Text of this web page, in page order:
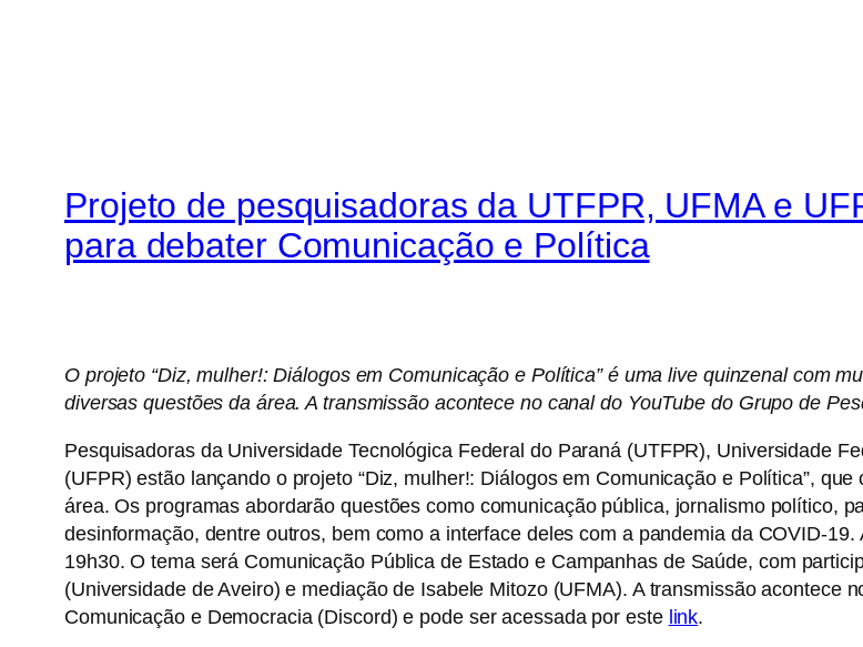
Projeto de pesquisadoras da UTFPR, UFMA e
para debater Comunicação e Política
O projeto “Diz, mulher!: Diálogos em Comunicação e Política” é uma live quinzenal com
diversas questões da área. A transmissão acontece no canal do YouTube do Grupo de
Pesquisadoras da Universidade Tecnológica Federal do Paraná (UTFPR), Universidade
(UFPR) estão lançando o projeto “Diz, mulher!: Diálogos em Comunicação e Política”,
área. Os programas abordarão questões como comunicação pública, jornalismo político,
desinformação, dentre outros, bem como a interface deles com a pandemia da COVID-
19h30. O tema será Comunicação Pública de Estado e Campanhas de Saúde, com
(Universidade de Aveiro) e mediação de Isabele Mitozo (UFMA). A transmissão acontece
Comunicação e Democracia (Discord) e pode ser acessada por este link.